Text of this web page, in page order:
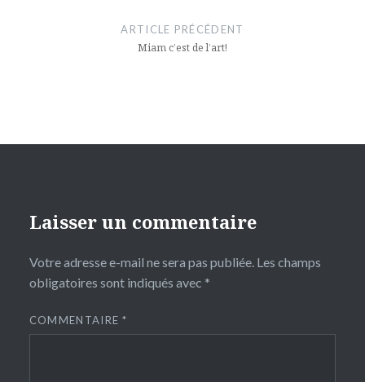
ARTICLE PRÉCÉDENT
Miam c’est de l’art!
Laisser un commentaire
Votre adresse e-mail ne sera pas publiée. Les champs
obligatoires sont indiqués avec *
COMMENTAIRE*